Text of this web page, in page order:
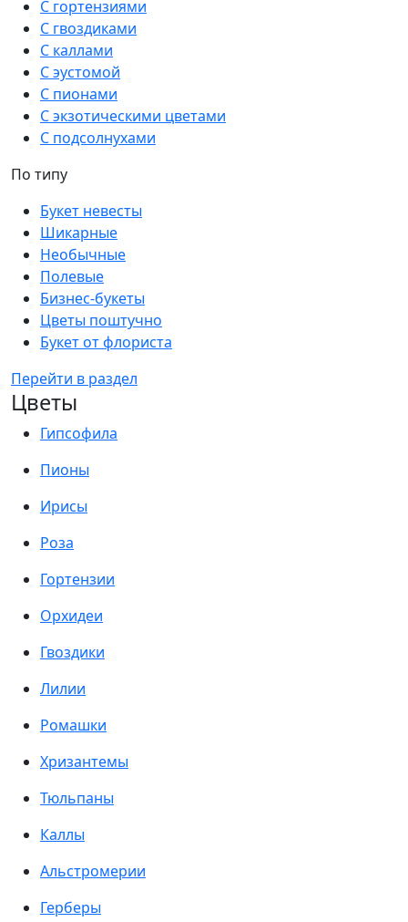
С гортензиями
С гвоздиками
С каллами
С эустомой
С пионами
С экзотическими цветами
С подсолнухами
По типу
Букет невесты
Шикарные
Необычные
Полевые
Бизнес-букеты
Цветы поштучно
Букет от флориста
Перейти в раздел
Цветы
Гипсофила
Пионы
Ирисы
Роза
Гортензии
Орхидеи
Гвоздики
Лилии
Ромашки
Хризантемы
Тюльпаны
Каллы
Альстромерии
Герберы